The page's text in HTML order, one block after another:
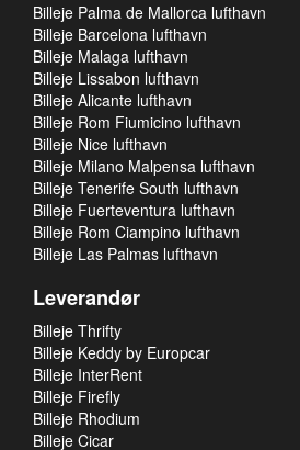
Billeje Palma de Mallorca lufthavn
Billeje Barcelona lufthavn
Billeje Malaga lufthavn
Billeje Lissabon lufthavn
Billeje Alicante lufthavn
Billeje Rom Fiumicino lufthavn
Billeje Nice lufthavn
Billeje Milano Malpensa lufthavn
Billeje Tenerife South lufthavn
Billeje Fuerteventura lufthavn
Billeje Rom Ciampino lufthavn
Billeje Las Palmas lufthavn
Leverandør
Billeje Thrifty
Billeje Keddy by Europcar
Billeje InterRent
Billeje Firefly
Billeje Rhodium
Billeje Cicar